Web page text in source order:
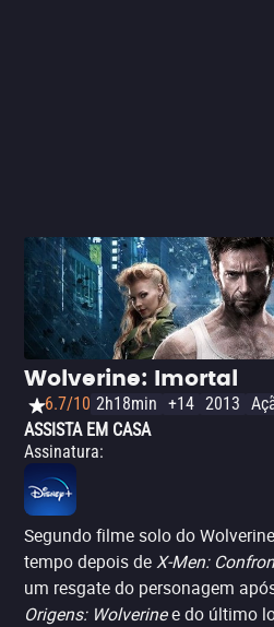
Wolverine: Imortal
6.7/10 2h18min +14 2013
ASSISTA EM CASA
Assinatura:
Segundo filme solo do
tempo depois deX-Men:
um resgate do personagem
Origens: Wolverinee do último